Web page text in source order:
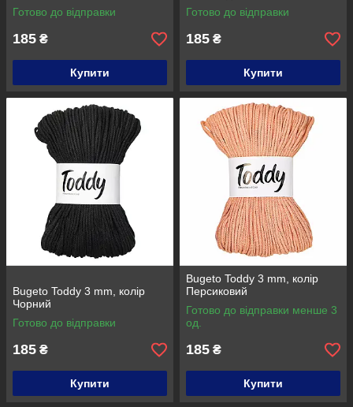
Готово до відправки
185 ₴
Купити
Готово до відправки
185 ₴
Купити
Bugeto Toddy 3 mm, колір
Чорний
Готово до відправки
185 ₴
Купити
Bugeto Toddy 3 mm, колір
Персиковий
Готово до відправки менше 3
од.
185 ₴
Купити